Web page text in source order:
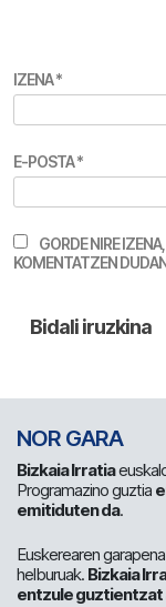
IZENA*
E-POSTA*
GORDE NIRE
KOMENTATZEN
NOR GARA
Bizkaia Irratia
Programazino guztia
emitiduten da.
Euskerearen
helburuak. Bizkaia
entzule guztientzat